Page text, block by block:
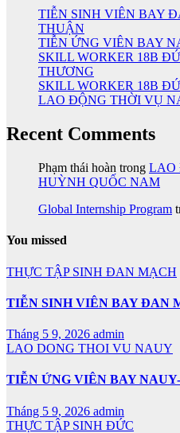
TIỄN SINH VIÊN BAY
THUẬN
TIỄN ỨNG VIÊN BAY
SKILL WORKER 18B
THƯƠNG
SKILL WORKER 18B
LAO ĐỘNG THỜI VỤ
Recent Comments
Phạm thái hoàn trong LAO
HUỲNH QUỐC NAM
Global Internship Program
You missed
THỰC TẬP SINH ĐAN MẠCH
TIỄN SINH VIÊN BAY ĐAN
Tháng 5 9, 2026 admin
LAO DONG THOI VU NAUY
TIỄN ỨNG VIÊN BAY NAUY-
Tháng 5 9, 2026 admin
THỰC TẬP SINH ĐỨC